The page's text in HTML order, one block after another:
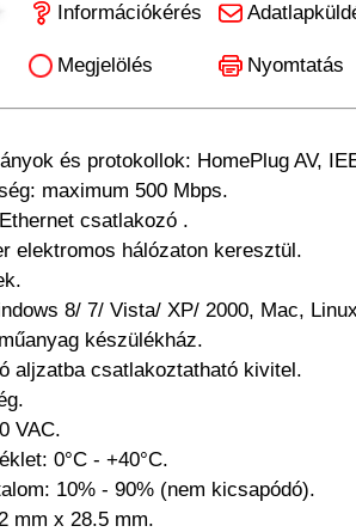
Információkérés
Megjelölés Nyomtatás
és protokollok: HomePlug AV,
maximum 500 Mbps.
csatlakozó .
elektromos hálózaton keresztül.
8/ 7/ Vista/ XP/ 2000, Mac,
készülékház.
aljzatba csatlakoztatható kivitel.
VAC.
0°C - +40°C.
10% - 90% (nem kicsapódó).
mm x 28.5 mm.